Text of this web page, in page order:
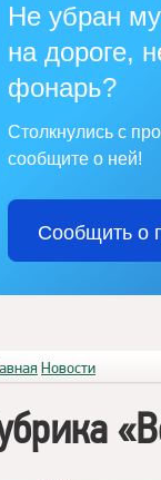
Не убран
на дороге,
фонарь?
Столкнулись с
сообщите о ней!
Сообщить о
Новости